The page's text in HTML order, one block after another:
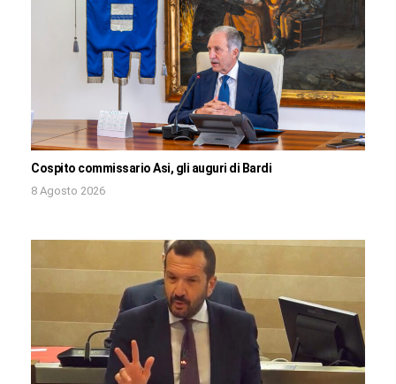
Cospito commissario Asi, gli auguri di Bardi
8 Agosto 2026